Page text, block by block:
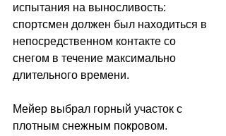
испытания на выносливость:
спортсмен должен был находиться в
непосредственном контакте со
снегом в течение максимально
длительного времени.
Мейер выбрал горный участок с
плотным снежным покровом.